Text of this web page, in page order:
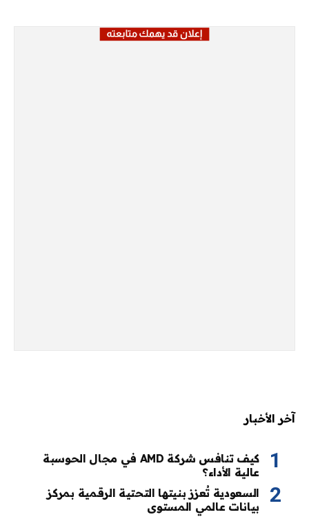
آخر الأخبار
كيف تنافس شركة AMD في مجال الحوسبة
عالية الأداء؟
السعودية تُعزز بنيتها التحتية الرقمية بمركز
بيانات عالمي المستوى